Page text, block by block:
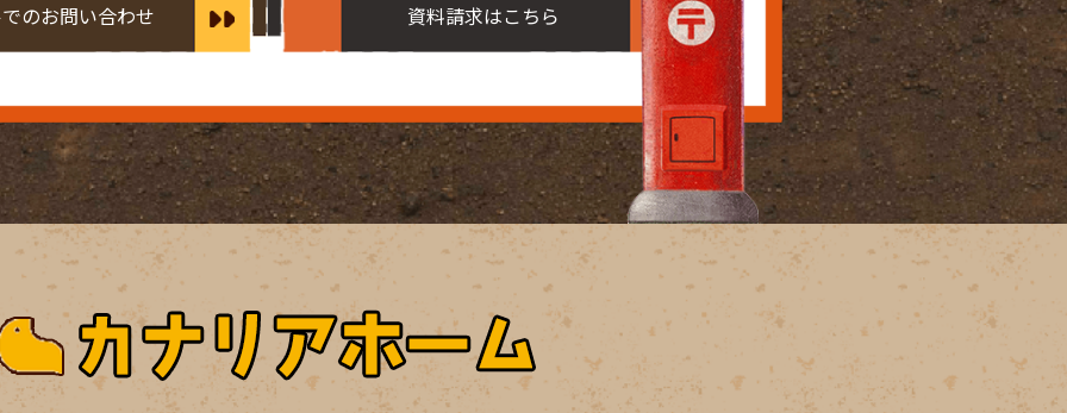
のお問い合わせ 資料請求はこちら